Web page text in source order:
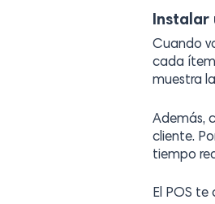
Instalar
Cuando
cada ítem
muestra
Además,
cliente.
tiempo
El POS